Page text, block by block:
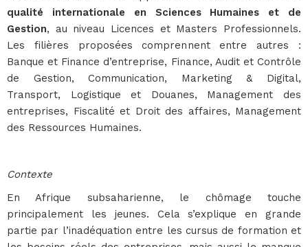
qualité internationale
en Sciences Humaines et de
Gestion, au niveau Licences et Masters Professionnels.
Les filières proposées comprennent entre autres :
Banque et Finance d’entreprise, Finance, Audit et Contrôle
de Gestion, Communication, Marketing & Digital,
Transport, Logistique et Douanes, Management des
entreprises, Fiscalité et Droit des affaires, Management
des Ressources Humaines.
Contexte
En Afrique subsaharienne, le chômage touche
principalement les jeunes. Cela s’explique en grande
partie par l’inadéquation entre les cursus de formation et